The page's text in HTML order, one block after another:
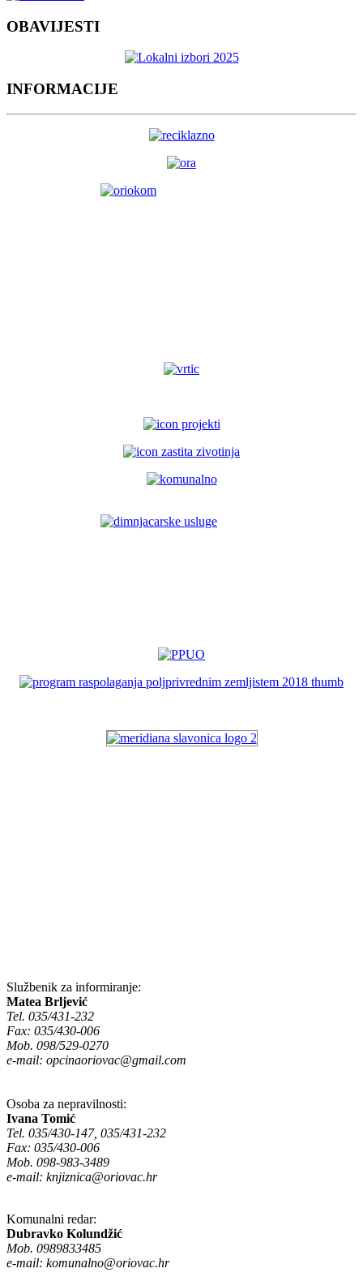
OBAVIJESTI
INFORMACIJE
Službenik za informiranje:
Matea Brljević
Tel. 035/431-232
Fax: 035/430-006
Mob. 098/529-0270
e-mail: opcinaoriovac@gmail.com
Osoba za nepravilnosti:
Ivana Tomić
Tel. 035/430-147, 035/431-232
Fax: 035/430-006
Mob. 098-983-3489
e-mail: knjiznica@oriovac.hr
Komunalni redar:
Dubravko Kolundžić
Mob. 0989833485
e-mail: komunalno@oriovac.hr